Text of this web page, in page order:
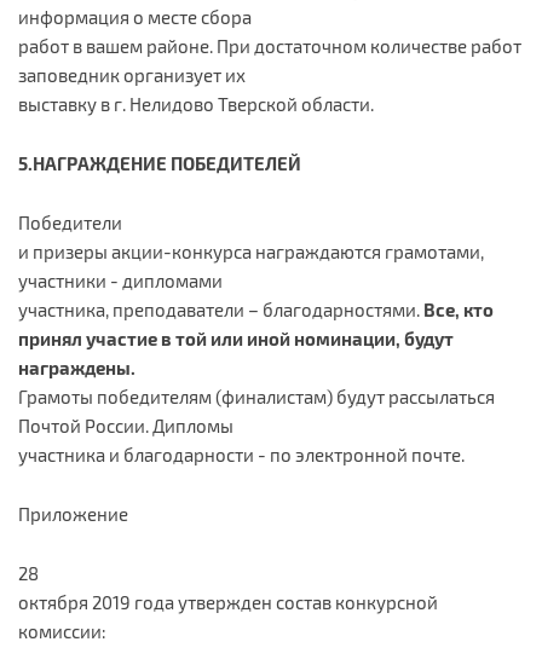
информация о месте сбора
работ в вашем районе. При достаточном количестве работ
заповедник организует их
выставку в г. Нелидово Тверской области.
5.НАГРАЖДЕНИЕ ПОБЕДИТЕЛЕЙ
Победители
и призеры акции-конкурса награждаются грамотами,
участники - дипломами
участника, преподаватели – благодарностями. Все, кто
принял участие в той или иной номинации, будут
награждены.
Грамоты победителям (финалистам) будут рассылаться
Почтой России. Дипломы
участника и благодарности - по электронной почте.
Приложение
28
октября 2019 года утвержден состав конкурсной
комиссии: